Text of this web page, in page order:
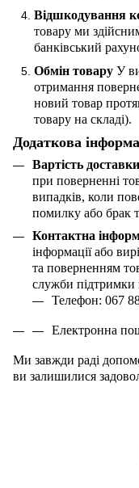
Відшкодування
товару ми
банківський
Обмін товару У
отримання
новий товар
товару на складі).
Додаткова
Вартість
при поверненні
випадків, коли
помилку або брак
Контактна
інформації або
та поверненням
служби підтримки
Телефон: 067
Електронна
Ми завжди раді
ви залишилися